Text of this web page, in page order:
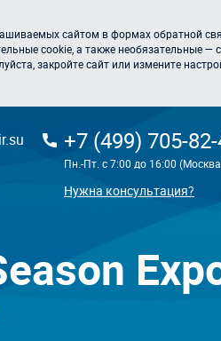
сайтом в формах обратной
cookie, а также необязательные — с
закройте сайт или измените
+7 (499) 705-82-
Пн.-Пт. с 7:00 до 16:00
Нужна консультация?